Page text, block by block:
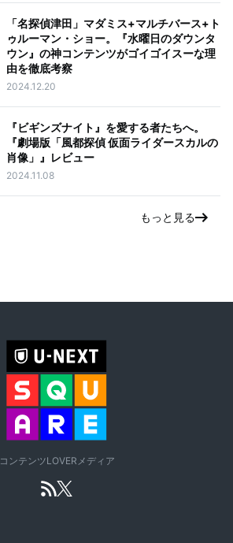
「名探偵津田」マダミス+マルチバース+ト
ゥルーマン・ショー。『水曜日のダウンタ
ウン』の神コンテンツがゴイゴイスーな理
由を徹底考察
2024.12.20
『ビギンズナイト』を愛する者たちへ。
『劇場版「風都探偵 仮面ライダースカルの
肖像」』レビュー
2024.11.08
もっと見る
コンテンツLOVERメディア